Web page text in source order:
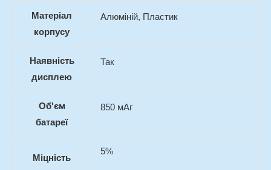
Матеріал
корпусу
Алюміній, Пластик
Наявність
дисплею
Так
Об'єм
батареї
850 мАг
Міцність
5%